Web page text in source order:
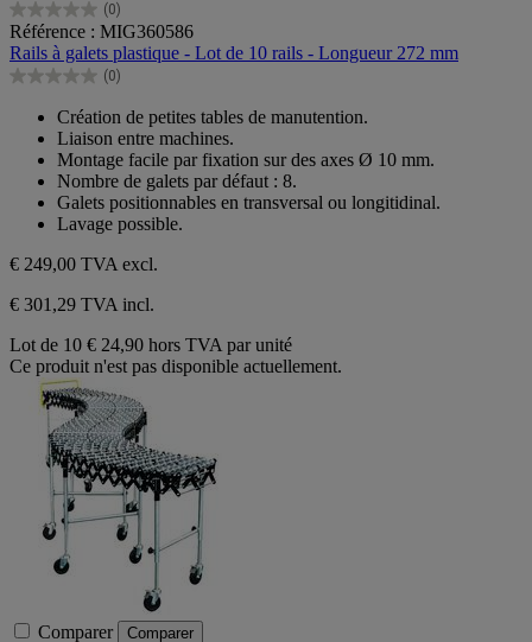
(0)
0.0
sur
5
étoiles.
Référence : MIG360586
Rails à galets plastique - Lot de 10 rails - Longueur 272 mm
(0)
0.0
étoiles.
Création de petites tables de manutention.
Liaison entre machines.
Montage facile par fixation sur des axes Ø 10 mm.
Nombre de galets par défaut : 8.
Galets positionnables en transversal ou longitidinal.
Lavage possible.
€ 249,00 TVA excl.
€ 301,29 TVA incl.
Lot de 10 € 24,90 hors TVA par unité
Ce produit n'est pas disponible actuellement.
Comparer Comparer